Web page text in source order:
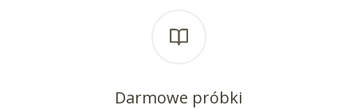
Darmowe próbki